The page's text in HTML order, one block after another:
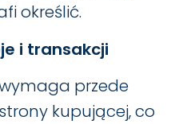
określić.
i transakcji
przede
kupującej, co